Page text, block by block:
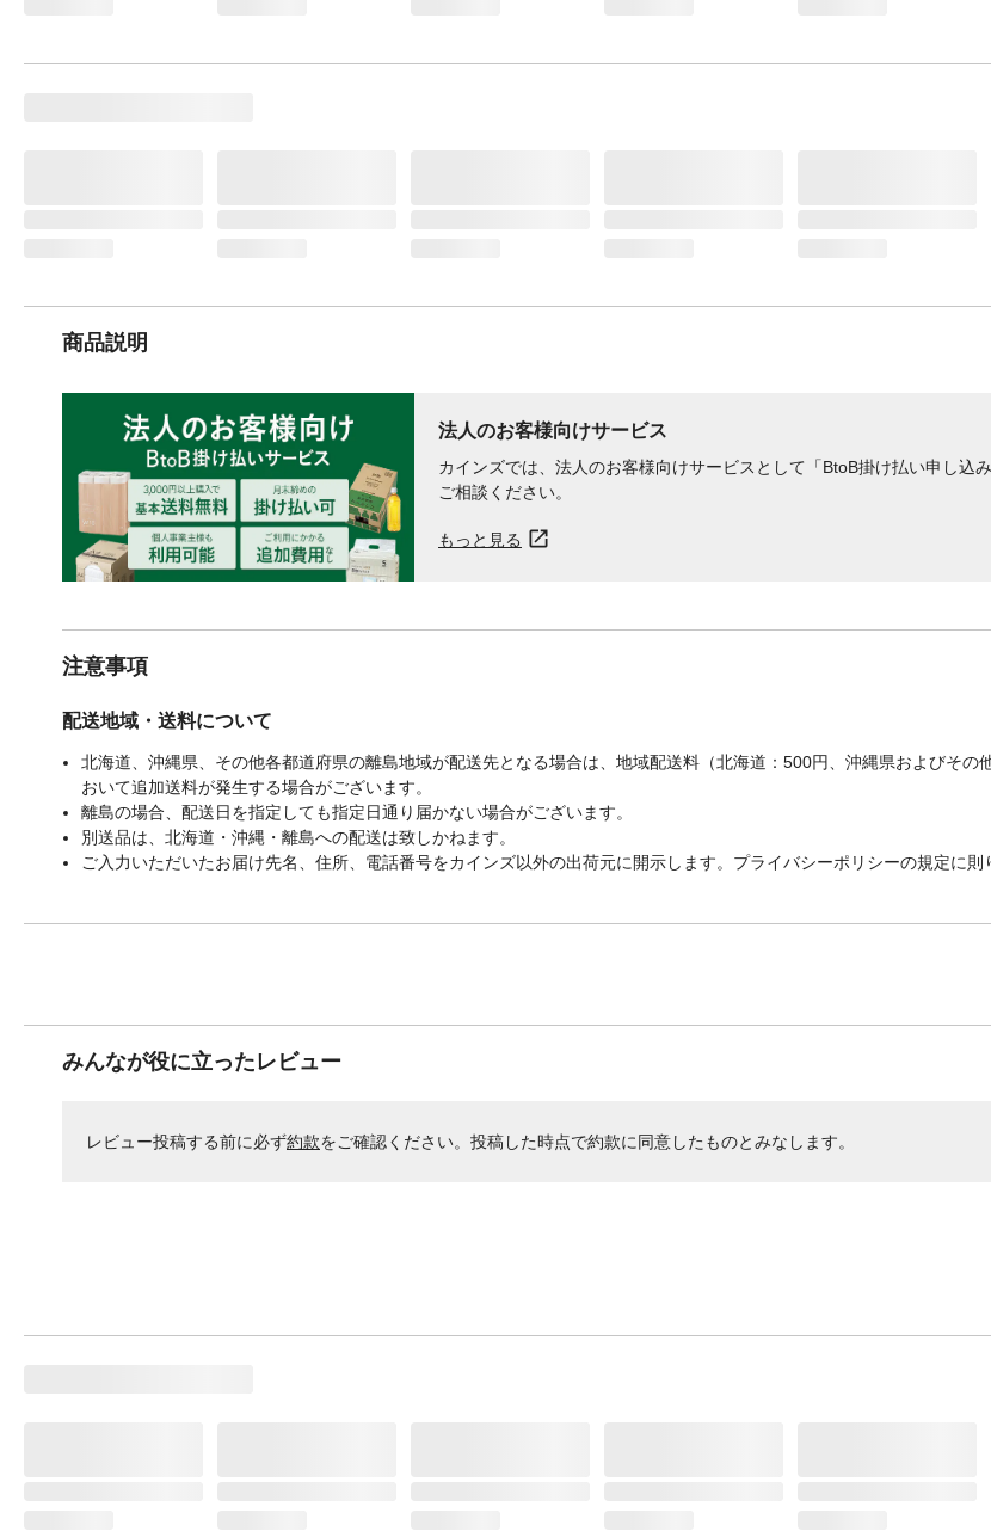
商品説明
法人のお客様向けサービス
カインズでは、法人のお客様向けサービスとして「BtoB掛け払い申し込
ご相談ください。
もっと見る
注意事項
配送地域・送料について
北海道、沖縄県、その他各都道府県の離島地域が配送先となる場合は、地域配送料（北海道：500円、沖縄県およびそ
おいて追加送料が発生する場合がございます。
離島の場合、配送日を指定しても指定日通り届かない場合がございます。
別送品は、北海道・沖縄・離島への配送は致しかねます。
ご入力いただいたお届け先名、住所、電話番号をカインズ以外の出荷元に開示します。プライバシーポリシーの規定に則
みんなが役に立ったレビュー
レビュー投稿する前に必ず約款をご確認ください。投稿した時点で約款に同意したものとみなします。